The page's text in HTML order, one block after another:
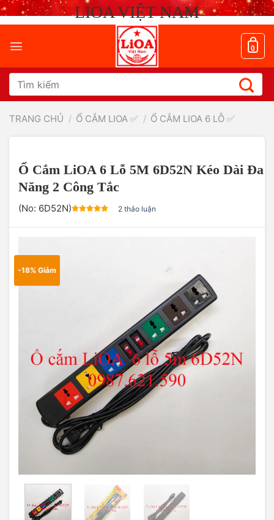
Chuyển
đến
dung
LIOA VIỆT NAM
0
Tìm
kiếm:
TRANG CHỦ / Ổ CẮM LIOA ✅ / Ổ CẮM LIOA 6 LỖ ✅
Ổ Cắm LiOA 6 Lỗ 5M 6D52N Kéo Dài Đa
Năng 2 Công Tắc
(No: 6D52N) 2 thảo luận
-18% Giảm